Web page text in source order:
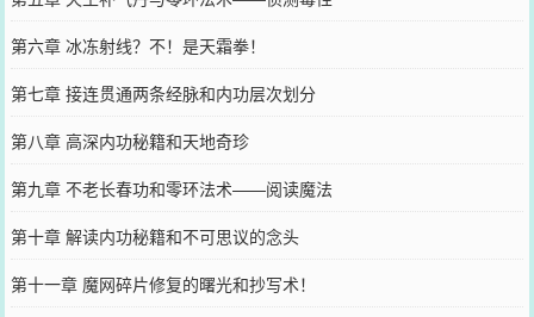
第六章 冰冻射线？不！是天霜拳！
第七章 接连贯通两条经脉和内功层次划分
第八章 高深内功秘籍和天地奇珍
第九章 不老长春功和零环法术——阅读魔法
第十章 解读内功秘籍和不可思议的念头
第十一章 魔网碎片修复的曙光和抄写术！